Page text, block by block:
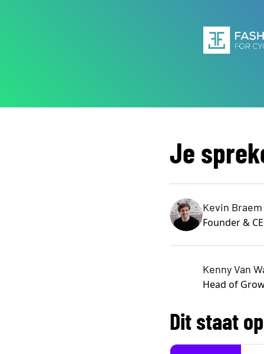
Je
Kevin Braem
Founder &
Kenny Van
Head of
Dit staat